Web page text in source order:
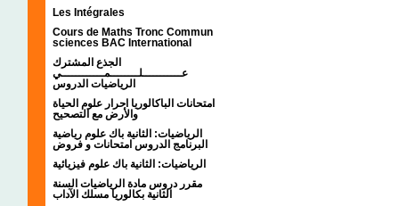
Les Intégrales
Cours de Maths Tronc Commun
sciences BAC International
الجذع المشترك
عـــــــــــلــــــــمــــــــــــي
الرياضيات الدروس
امتحانات الباكالوريا احرار علوم الحياة
والأرض مع التصحيح
الرياضيات: الثانية باك علوم رياضية
البرنامج الدروس امتحانات و فروض
الرياضيات: الثانية باك علوم فيزيائية
مقرر دروس مادة الرياضيات السنة
الثانية بكالوريا مسلك الآداب